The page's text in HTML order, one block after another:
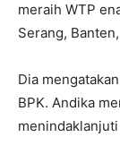
meraih WTP
Serang,
Dia
BPK. Andika